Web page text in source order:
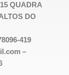
QUADRA
DO
419
–